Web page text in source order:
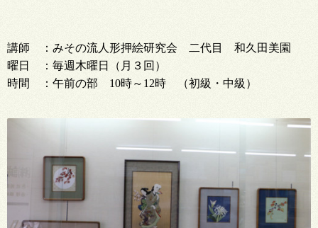
講師 ：みその流人形押絵研究会 二代目 和久田美園
曜日 ：毎週木曜日（月３回）
時間 ：午前の部 10時～12時 （初級・中級）